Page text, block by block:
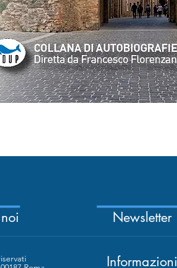
Newsletter
Informazioni